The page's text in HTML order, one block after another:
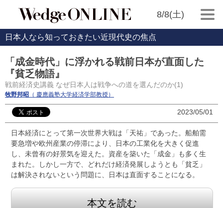
8/8(土)
日本人なら知っておきたい近現代史の焦点
「成金時代」に浮かれる戦前日本が直面した
『貧乏物語』
戦前経済史講義 なぜ日本人は戦争への道を選んだのか(1)
牧野邦昭 （ 慶應義塾大学経済学部教授）
2023/05/01
日本経済にとって第一次世界大戦は「天祐」であった。船舶需
要急増や欧州産業の停滞により、日本の工業化を大きく促進
し、未曾有の好景気を迎えた。資産を築いた「成金」も多く生
まれた。しかし一方で、どれだけ経済発展しようとも「貧乏」
は解決されないという問題に、日本は直面することになる。
本文を読む